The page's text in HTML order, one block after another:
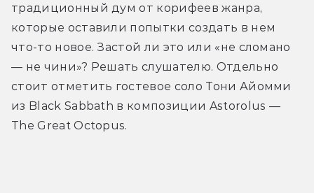
традиционный дум от корифеев жанра,
которые оставили попытки создать в нем
что-то новое. Застой ли это или «не сломано
— не чини»? Решать слушателю. Отдельно
стоит отметить гостевое соло Тони Айомми
из Black Sabbath в композиции Astorolus —
The Great Octopus.